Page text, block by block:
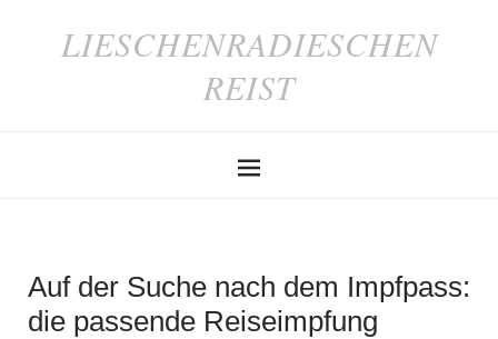
LIESCHENRADIESCHEN
REIST
Auf der Suche nach dem Impfpass:
die passende Reiseimpfung